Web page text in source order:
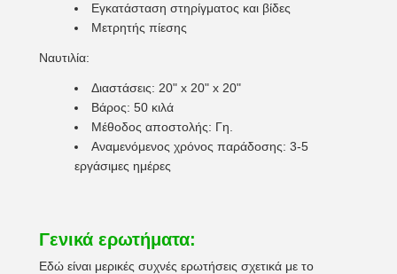
Εγκατάσταση στηρίγματος και βίδες
Μετρητής πίεσης
Ναυτιλία:
Διαστάσεις: 20" x 20" x 20"
Βάρος: 50 κιλά
Μέθοδος αποστολής: Γη.
Αναμενόμενος χρόνος παράδοσης: 3-5
εργάσιμες ημέρες
Γενικά ερωτήματα:
Εδώ είναι μερικές συχνές ερωτήσεις σχετικά με το